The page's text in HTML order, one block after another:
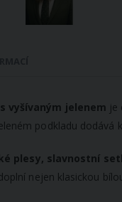
vyšívaným jelenem je
podkladu dodává
plesy, slavnostní
nejen klasickou